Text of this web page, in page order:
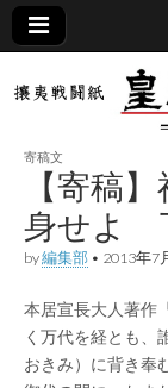
皇道
日報
（防
共新
聞）
敬神
尊皇
｜昭
和八
年創
刊
皇道
実
攘夷
戦闘
紙
寄稿文
【寄稿
身せよ
by編集部 • 2013年7
本居宣長大人著作
く万代を経とも、
おきみ）に背き奉